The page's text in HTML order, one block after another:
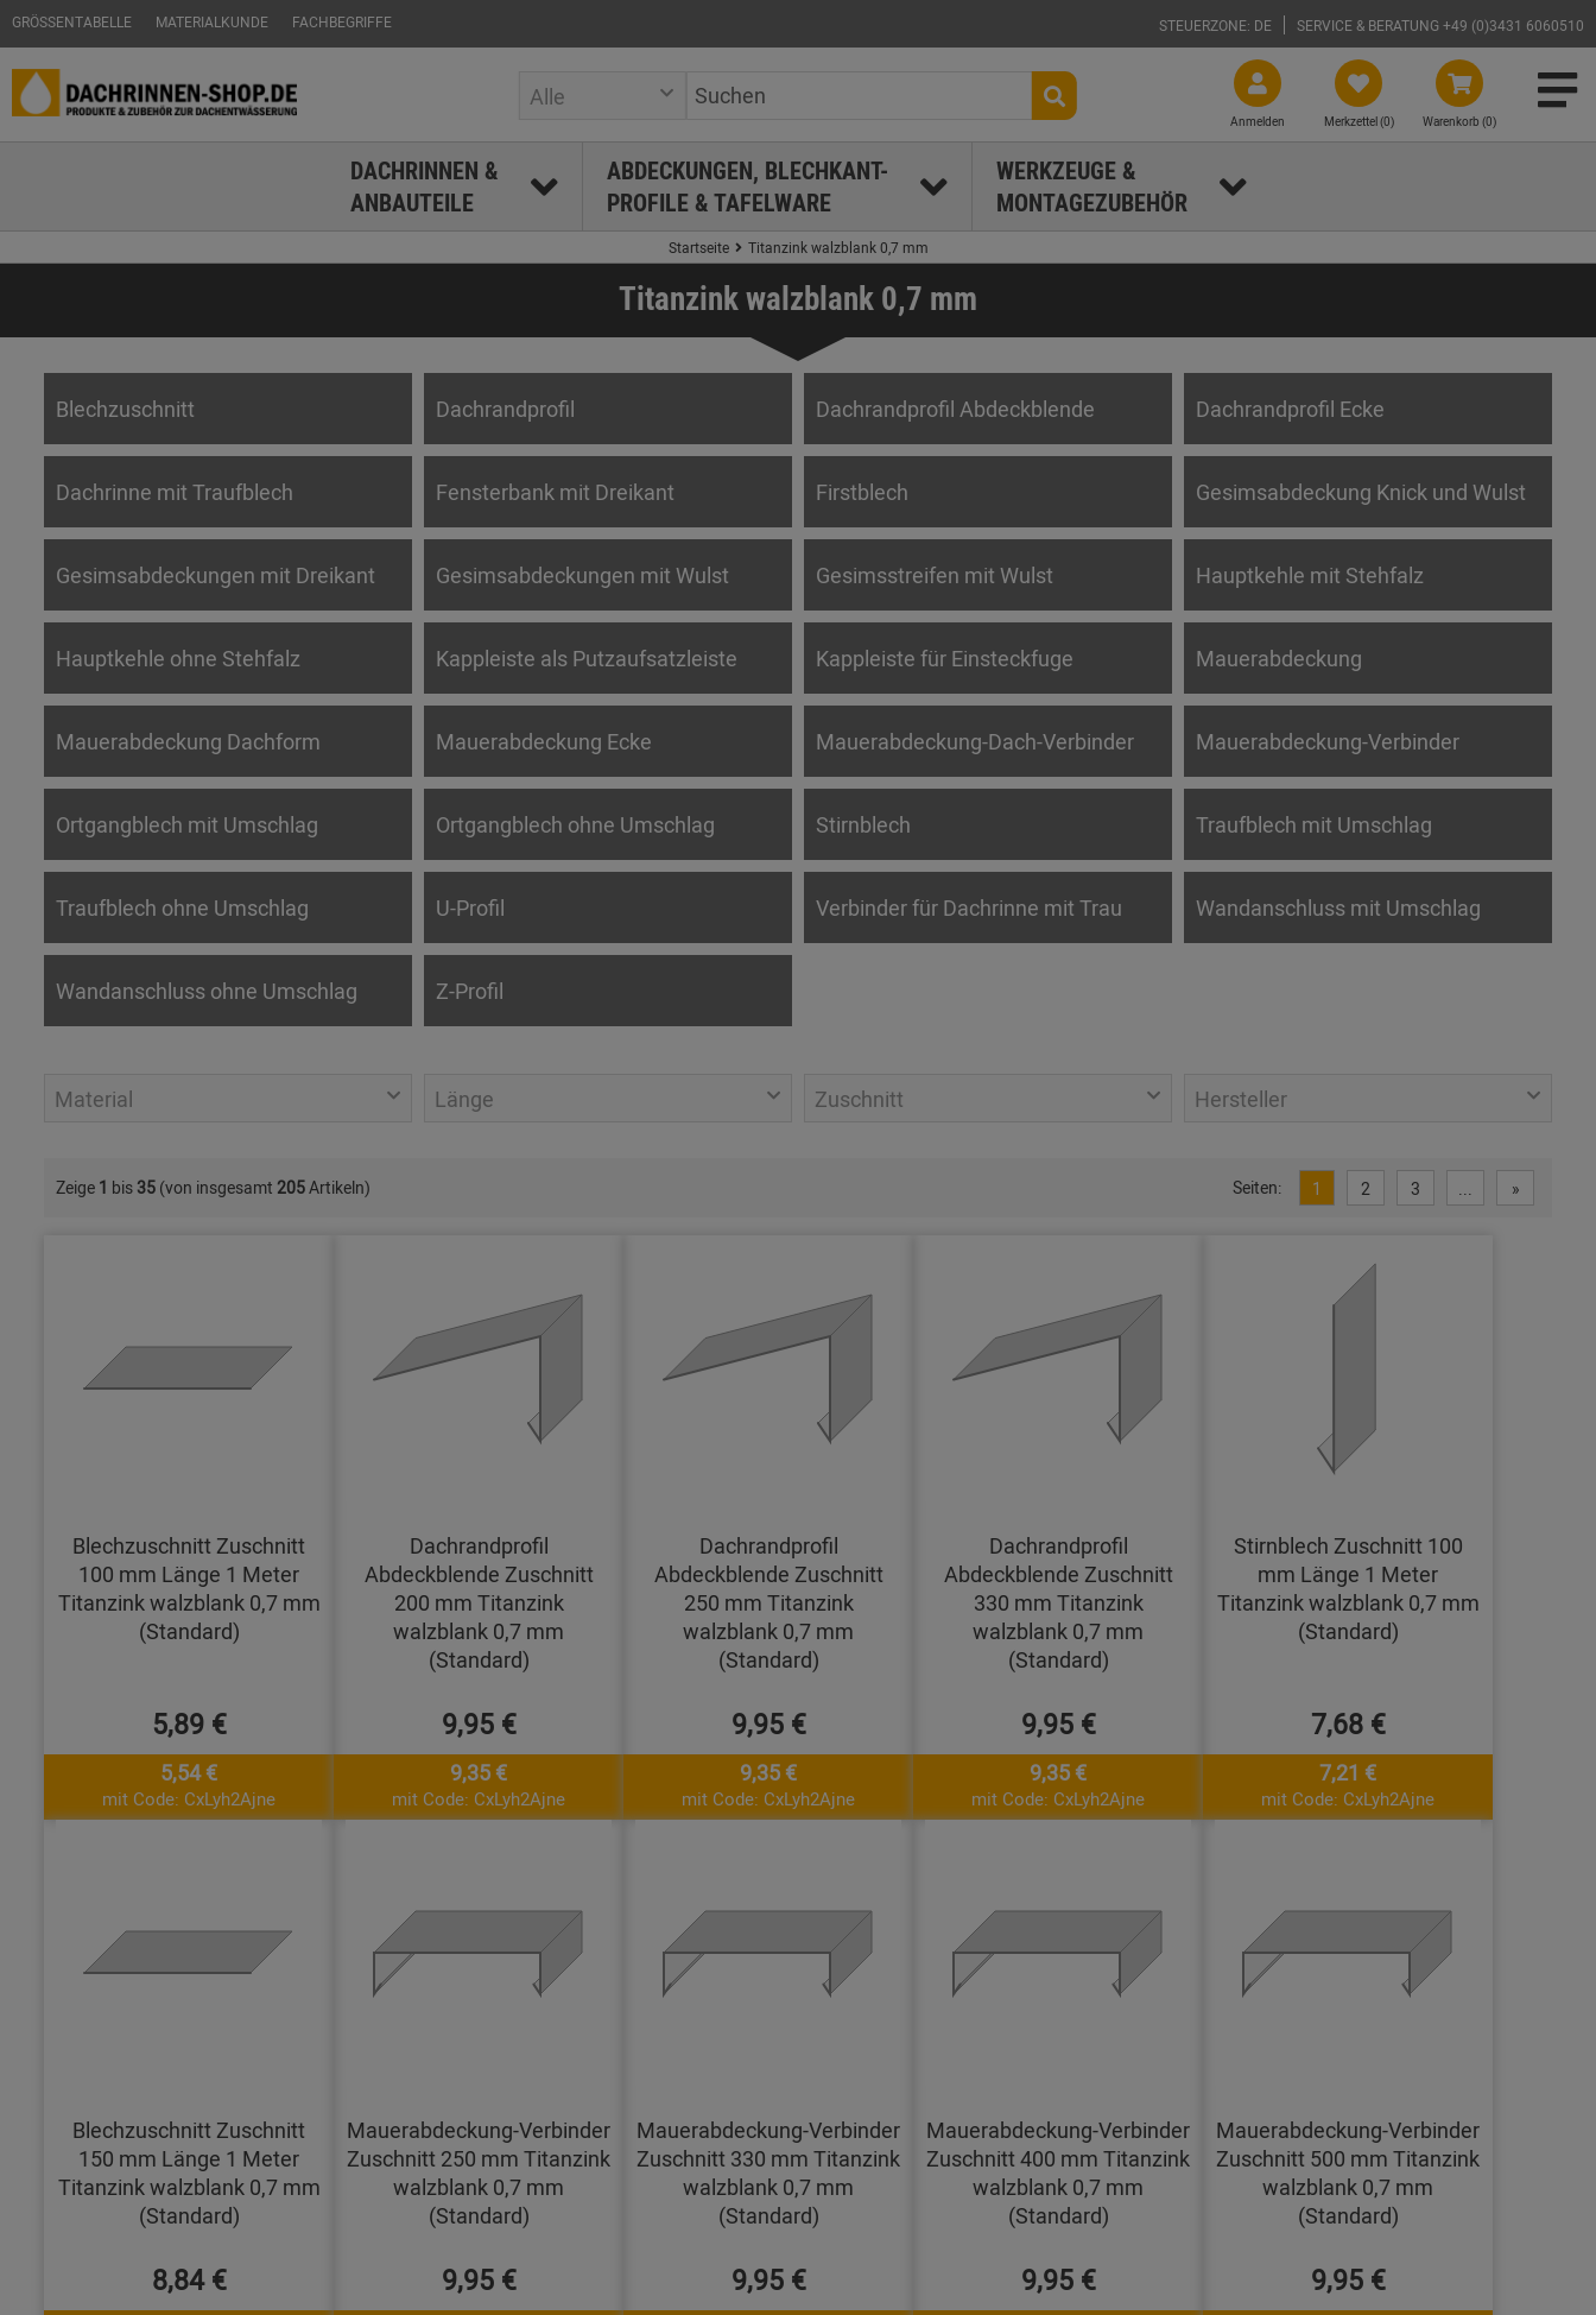
GRÖSSENTABELLE MATERIALKUNDE FACHBEGRIFFE STEUERZONE: DE SERVICE & BERATUNG +49 (0)3431 6060510
Warenkorb (0)
Merkzettel (0)
Anmelden
Alle
DACHRINNEN &
ANBAUTEILE
ABDECKUNGEN, BLECHKANT-
PROFILE & TAFELWARE
WERKZEUGE &
MONTAGEZUBEHÖR
Startseite Titanzink walzblank 0,7 mm
Titanzink walzblank 0,7 mm
Blechzuschnitt Dachrandprofil Dachrandprofil Abdeckblende Dachrandprofil Ecke
Dachrinne mit Traufblech Fensterbank mit Dreikant Firstblech Gesimsabdeckung Knick und Wulst
Gesimsabdeckungen mit Dreikant Gesimsabdeckungen mit Wulst Gesimsstreifen mit Wulst Hauptkehle mit Stehfalz
Hauptkehle ohne Stehfalz Kappleiste als Putzaufsatzleiste Kappleiste für Einsteckfuge Mauerabdeckung
Mauerabdeckung Dachform Mauerabdeckung Ecke Mauerabdeckung-Dach-Verbinder Mauerabdeckung-Verbinder
Ortgangblech mit Umschlag Ortgangblech ohne Umschlag Stirnblech Traufblech mit Umschlag
Traufblech ohne Umschlag U-Profil Verbinder für Dachrinne mit Trau Wandanschluss mit Umschlag
Wandanschluss ohne Umschlag Z-Profil
Material Länge Zuschnitt Hersteller
Zeige 1 bis 35 (von insgesamt 205Artikeln) Seiten: 1 2 3 ... »
Blechzuschnitt Zuschnitt
100 mm Länge 1 Meter
Titanzink walzblank 0,7 mm
(Standard)
5,89 €
5,54 €
mit Code: CxLyh2Ajne
Dachrandprofil
Abdeckblende Zuschnitt
200 mm Titanzink
walzblank 0,7 mm
(Standard)
9,95 €
9,35 €
mit Code: CxLyh2Ajne
Dachrandprofil
Abdeckblende Zuschnitt
250 mm Titanzink
walzblank 0,7 mm
(Standard)
9,95 €
9,35 €
mit Code: CxLyh2Ajne
Dachrandprofil
Abdeckblende Zuschnitt
330 mm Titanzink
walzblank 0,7 mm
(Standard)
9,95 €
9,35 €
mit Code: CxLyh2Ajne
Stirnblech Zuschnitt 100
mm Länge 1 Meter
Titanzink walzblank 0,7 mm
(Standard)
7,68 €
7,21 €
mit Code: CxLyh2Ajne
Blechzuschnitt Zuschnitt
150 mm Länge 1 Meter
Titanzink walzblank 0,7 mm
(Standard)
8,84 €
Mauerabdeckung-Verbinder
Zuschnitt 250 mm Titanzink
walzblank 0,7 mm
(Standard)
9,95 €
Mauerabdeckung-Verbinder
Zuschnitt 330 mm Titanzink
walzblank 0,7 mm
(Standard)
9,95 €
Mauerabdeckung-Verbinder
Zuschnitt 400 mm Titanzink
walzblank 0,7 mm
(Standard)
9,95 €
Mauerabdeckung-Verbinder
Zuschnitt 500 mm Titanzink
walzblank 0,7 mm
(Standard)
9,95 €